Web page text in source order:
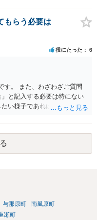
もらう必要は
役にたった 6
す。 また、わざわざご質問
と記入する必要は特にない
い様子であれば工夫するの
与那原町
南風原町
瀬町